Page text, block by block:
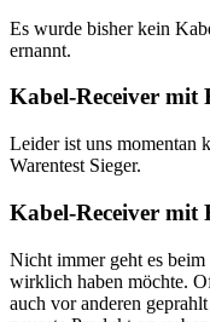
Es wurde bisher kein
ernannt.
Kabel-Receiver mit
Leider ist uns momentan
Warentest Sieger.
Kabel-Receiver mit
Nicht immer geht es
wirklich haben möchte.
auch vor anderen